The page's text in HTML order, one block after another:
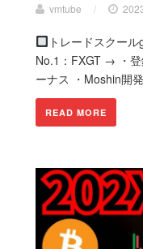
vmtube /
トレードスクー
No.1：FXGT → ・
ーナス ・Moshin開
READ MORE